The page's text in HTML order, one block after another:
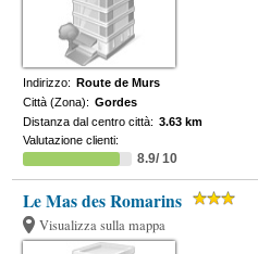
Indirizzo: Route de Murs
Città (Zona): Gordes
Distanza dal centro città: 3.63 km
Valutazione clienti:
8.9/ 10
Le Mas des Romarins
Visualizza sulla mappa